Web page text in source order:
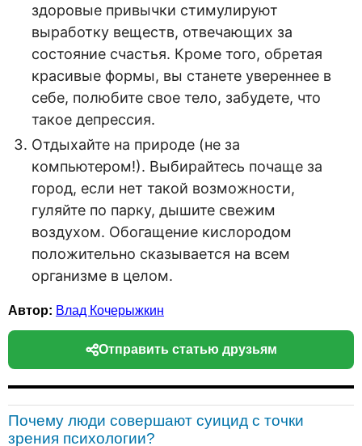
здоровые привычки стимулируют
выработку веществ, отвечающих за
состояние счастья. Кроме того, обретая
красивые формы, вы станете увереннее в
себе, полюбите свое тело, забудете, что
такое депрессия.
Отдыхайте на природе (не за
компьютером!). Выбирайтесь почаще за
город, если нет такой возможности,
гуляйте по парку, дышите свежим
воздухом. Обогащение кислородом
положительно сказывается на всем
организме в целом.
Автор: Влад Кочерыжкин
Отправить статью друзьям
Почему люди совершают суицид с точки
зрения психологии?